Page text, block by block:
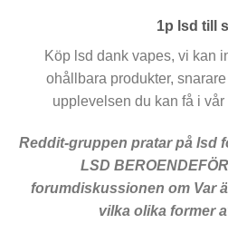
1p lsd till
Köp lsd dank vapes, vi kan
ohållbara produkter,
upplevelsen du kan få i
Reddit-gruppen pratar på lsd
LSD
forumdiskussionen om Var
vilka olika former